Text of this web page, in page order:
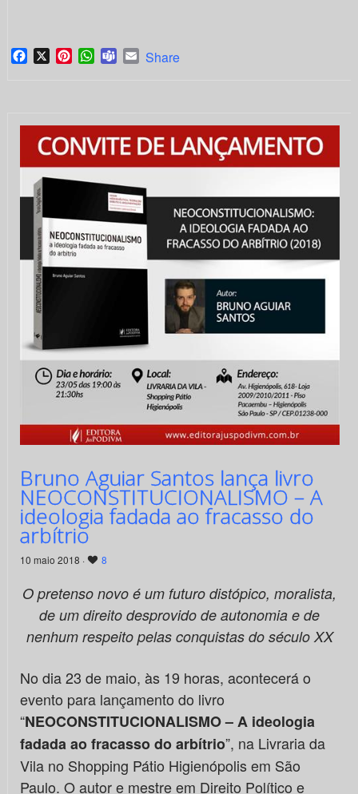
Facebook
X PinterestWhatsApp
TeamsEmail
Share
Bruno Aguiar Santos lança livro
NEOCONSTITUCIONALISMO – A
ideologia fadada ao fracasso do
arbítrio
10 maio 2018 · 8
O pretenso novo é um futuro distópico, moralista,
de um direito desprovido de autonomia e de
nenhum respeito pelas conquistas do século XX
No dia 23 de maio, às 19 horas, acontecerá o
evento para lançamento do livro
“NEOCONSTITUCIONALISMO – A ideologia
fadada ao fracasso do arbítrio”, na Livraria da
Vila no Shopping Pátio Higienópolis em São
Paulo. O autor e mestre em Direito Político e